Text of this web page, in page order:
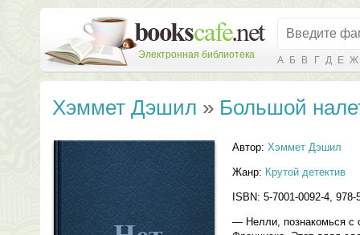
Электронная библиотека А Б В Г Д Е Ж
Хэммет Дэшил » Большой
Автор: Хэммет Дэшил
Жанр: Крутой детектив
ISBN: 5-7001-0092-4, 978-
— Нелли, познакомься с